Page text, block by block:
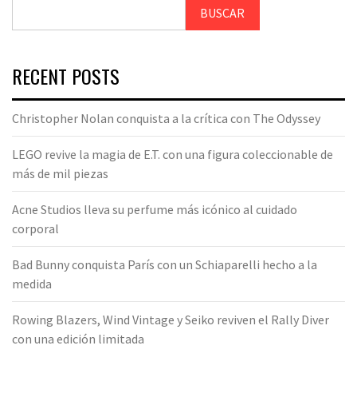
BUSCAR
RECENT POSTS
Christopher Nolan conquista a la crítica con The Odyssey
LEGO revive la magia de E.T. con una figura coleccionable de
más de mil piezas
Acne Studios lleva su perfume más icónico al cuidado
corporal
Bad Bunny conquista París con un Schiaparelli hecho a la
medida
Rowing Blazers, Wind Vintage y Seiko reviven el Rally Diver
con una edición limitada